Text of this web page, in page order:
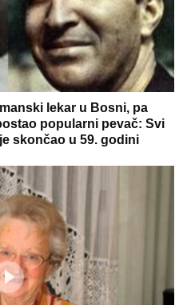
lekar u Bosni, pa
popularni pevač: Svi
skončao u 59. godini